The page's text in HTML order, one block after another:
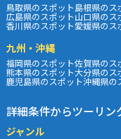
鳥取県のスポット島根県のス
広島県のスポット山口県のス
香川県のスポット愛媛県のス
九州・沖縄
福岡県のスポット佐賀県のス
熊本県のスポット大分県のス
鹿児島県のスポット沖縄県の
詳細条件からツーリン
ジャンル